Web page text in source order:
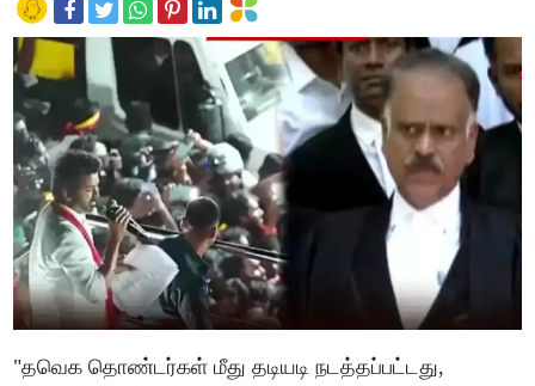
"தவெக தொண்டர்கள் மீது தடியடி நடத்தப்பட்டது,